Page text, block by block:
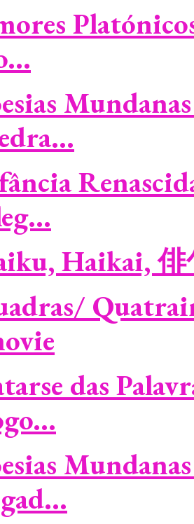
Haikai, 俳
das